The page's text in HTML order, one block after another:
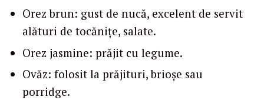
Orez brun: gust de nucă, excelent de servit
alături de tocănițe, salate.
Orez jasmine: prăjit cu legume.
Ovăz: folosit la prăjituri, brioșe sau
porridge.